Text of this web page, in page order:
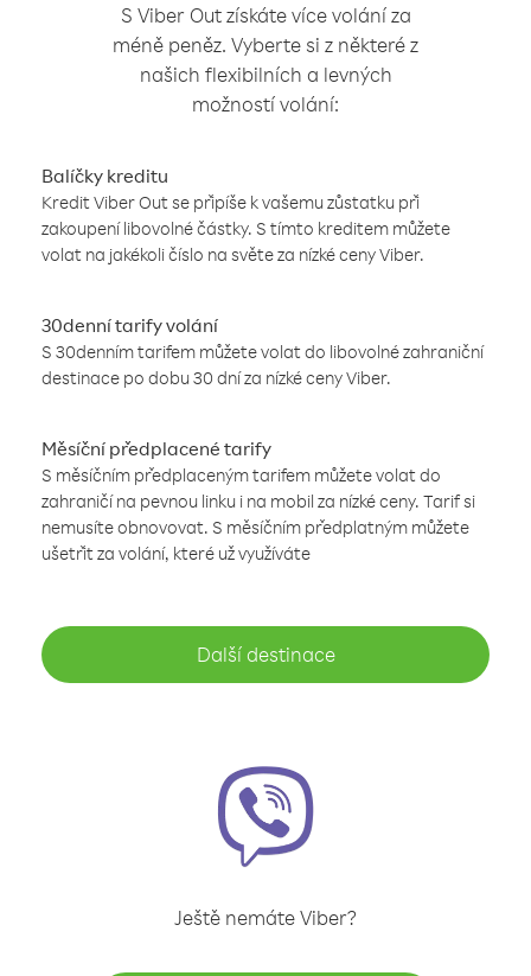
S Viber Out získáte více volání za
méně peněz. Vyberte si z některé z
našich flexibilních a levných
možností volání:
Balíčky kreditu
Kredit Viber Out se připíše k vašemu zůstatku při
zakoupení libovolné částky. S tímto kreditem můžete
volat na jakékoli číslo na světe za nízké ceny Viber.
30denní tarify volání
S 30denním tarifem můžete volat do libovolné zahraniční
destinace po dobu 30 dní za nízké ceny Viber.
Měsíční předplacené tarify
S měsíčním předplaceným tarifem můžete volat do
zahraničí na pevnou linku i na mobil za nízké ceny. Tarif si
nemusíte obnovovat. S měsíčním předplatným můžete
ušetřit za volání, které už využíváte
Další destinace
Ještě nemáte Viber?